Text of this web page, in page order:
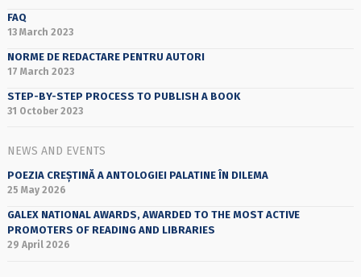
FAQ
13 March 2023
NORME DE REDACTARE PENTRU AUTORI
17 March 2023
STEP-BY-STEP PROCESS TO PUBLISH A BOOK
31 October 2023
NEWS AND EVENTS
POEZIA CREȘTINĂ A ANTOLOGIEI PALATINE ÎN DILEMA
25 May 2026
GALEX NATIONAL AWARDS, AWARDED TO THE MOST ACTIVE
PROMOTERS OF READING AND LIBRARIES
29 April 2026